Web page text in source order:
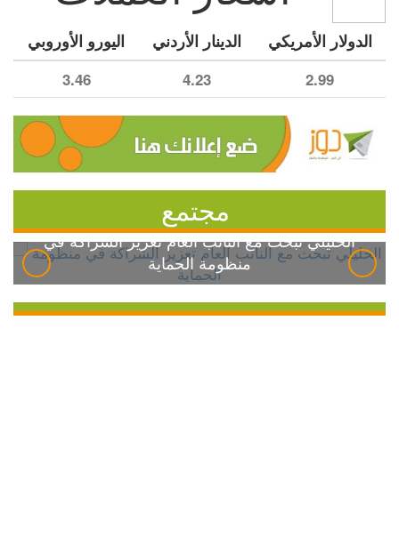
الدولار الأمريكي الدينار الأردني اليورو الأوروبي
2.99
4.23
3.46
مجتمع
الخليلي تبحث مع النائب العام تعزيز الشراكة في
منظومة الحماية